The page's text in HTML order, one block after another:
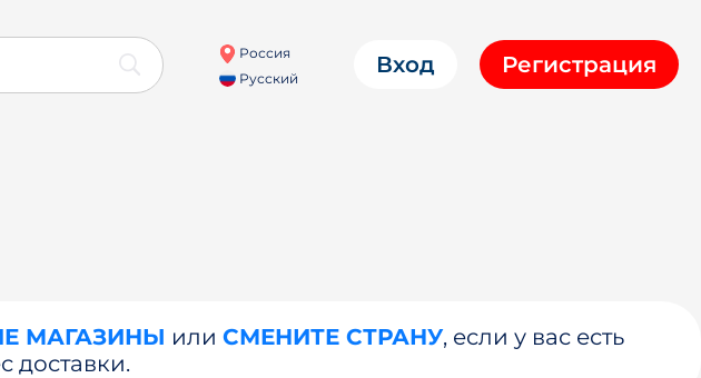
Россия
Русский
Вход Регистрация
МАГАЗИНЫ или СМЕНИТЕ СТРАНУ, если у вас есть
доставки.